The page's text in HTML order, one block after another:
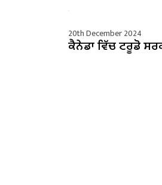
20th December 2024
ਕੈਨੇਡਾ ਵਿੱਚ ਟਰੂਡੋ